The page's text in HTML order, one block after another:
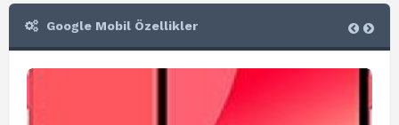
Google Mobil Özellikler